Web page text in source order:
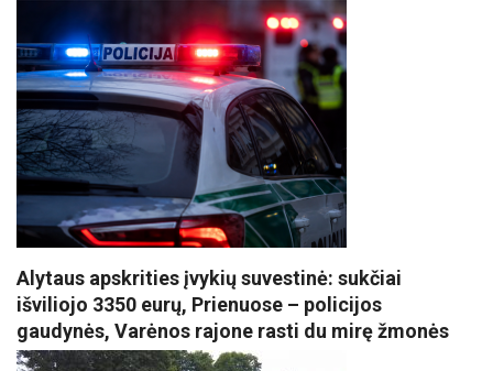
Alytaus apskrities įvykių suvestinė: sukčiai
išviliojo 3350 eurų, Prienuose – policijos
gaudynės, Varėnos rajone rasti du mirę žmonės